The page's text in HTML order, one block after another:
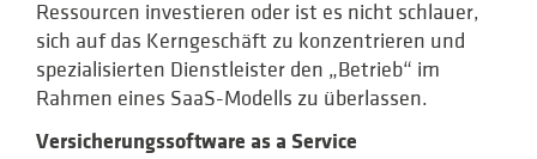
Ressourcen investieren oder ist es nicht schlauer,
sich auf das Kerngeschäft zu konzentrieren und
spezialisierten Dienstleister den „Betrieb“ im
Rahmen eines SaaS-Modells zu überlassen.
Versicherungssoftware as a Service